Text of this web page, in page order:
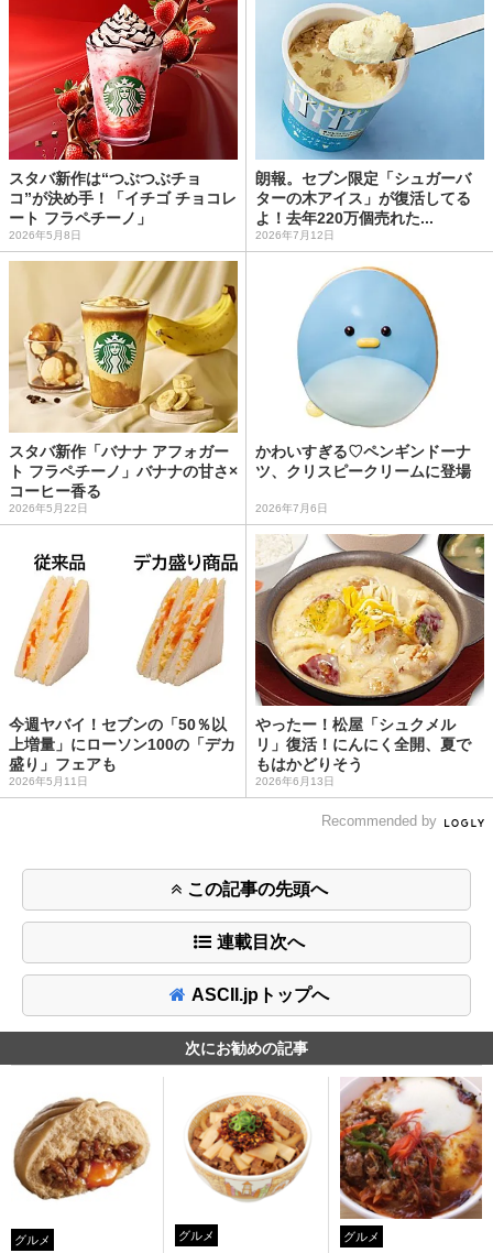
スタバ新作は“つぶつぶチョ
コ”が決め手！「イチゴ チョコレ
ート フラペチーノ」
2026年5月8日
朗報。セブン限定「シュガーバ
ターの木アイス」が復活してる
よ！去年220万個売れた...
2026年7月12日
スタバ新作「バナナ アフォガー
ト フラペチーノ」バナナの甘さ×
コーヒー香る
2026年5月22日
かわいすぎる♡ペンギンドーナ
ツ、クリスピークリームに登場
2026年7月6日
今週ヤバイ！セブンの「50％以
上増量」にローソン100の「デカ
盛り」フェアも
2026年5月11日
やったー！松屋「シュクメル
リ」復活！にんにく全開、夏で
もはかどりそう
2026年6月13日
Recommended by
この記事の先頭へ
連載目次へ
ASCII.jpトップへ
次にお勧めの記事
グルメ グルメ グルメ